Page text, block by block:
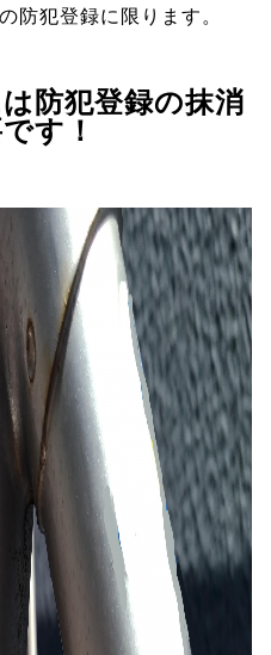
防犯登録に限ります。
は防犯登録の抹消
す！